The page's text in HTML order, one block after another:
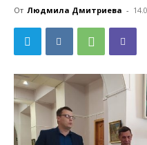
От Людмила Дмитриева -